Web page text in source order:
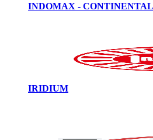
INDOMAX - CONTINENTAL
IRIDIUM